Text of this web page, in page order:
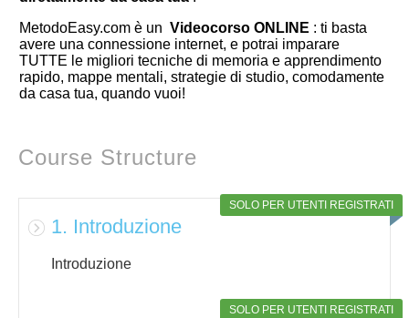
​MetodoEasy.com è un Videocorso ONLINE : ti basta
avere una connessione internet, e potrai imparare
TUTTE le migliori tecniche di memoria e apprendimento
rapido, mappe mentali, strategie di studio, comodamente
da casa tua, quando vuoi!
Course Structure
SOLO PER UTENTI REGISTRATI
1. Introduzione
Introduzione
SOLO PER UTENTI REGISTRATI